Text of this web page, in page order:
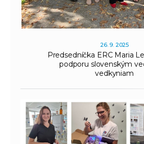
26. 9. 2025
Predsedníčka ERC Maria
podporu slovenským
vedkyniam